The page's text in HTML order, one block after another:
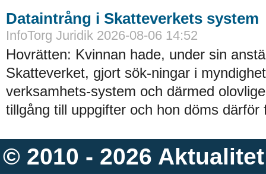
Dataintrång i Skatteverkets system
InfoTorg Juridik 2026-08-06 14:52
Hovrätten: Kvinnan hade, under sin
Skatteverket, gjort sök-ningar i
verksamhets-system och därmed
tillgång till uppgifter och hon döms därför
© 2010 - 2026 Aktualitet